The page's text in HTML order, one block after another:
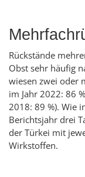
Rückstände
Obst sehr häufig
wiesen zwei oder
im Jahr 2022: 86
2018: 89 %). Wie
Berichtsjahr drei
der Türkei mit
Wirkstoffen.